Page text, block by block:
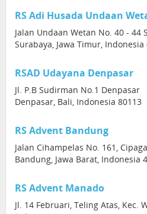
RS Adi Husada Undaan
Jalan Undaan Wetan No. 40 - 44
Surabaya, Jawa Timur, Indonesia
RSAD Udayana Denpasar
Jl. P.B Sudirman No.1 Denpasar
Denpasar, Bali, Indonesia 80113
RS Advent Bandung
Jalan Cihampelas No. 161,
Bandung, Jawa Barat, Indonesia
RS Advent Manado
Jl. 14 Februari, Teling Atas, Kec.